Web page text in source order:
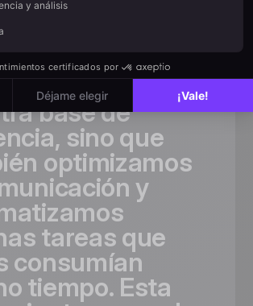
a
basede
sino que
optimizamos
y
tareas que
consumían
tiempo. Esta